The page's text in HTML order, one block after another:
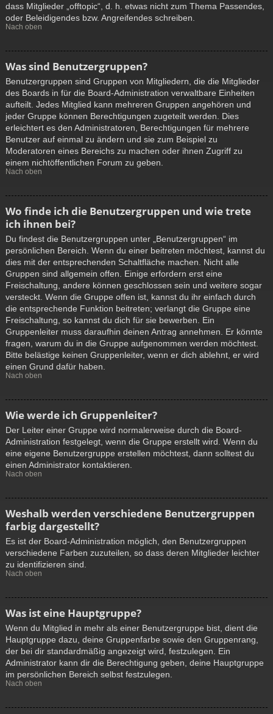
dass Mitglieder „offtopic“, d. h. etwas nicht zum Thema Passendes,
oder Beleidigendes bzw. Angreifendes schreiben.
Nach oben
Was sind Benutzergruppen?
Benutzergruppen sind Gruppen von Mitgliedern, die die Mitglieder
des Boards in für die Board-Administration verwaltbare Einheiten
aufteilt. Jedes Mitglied kann mehreren Gruppen angehören und
jeder Gruppe können Berechtigungen zugeteilt werden. Dies
erleichtert es den Administratoren, Berechtigungen für mehrere
Benutzer auf einmal zu ändern und sie zum Beispiel zu
Moderatoren eines Bereichs zu machen oder ihnen Zugriff zu
einem nichtöffentlichen Forum zu geben.
Nach oben
Wo finde ich die Benutzergruppen und wie trete
ich ihnen bei?
Du findest die Benutzergruppen unter „Benutzergruppen“ im
persönlichen Bereich. Wenn du einer beitreten möchtest, kannst du
dies mit der entsprechenden Schaltfläche machen. Nicht alle
Gruppen sind allgemein offen. Einige erfordern erst eine
Freischaltung, andere können geschlossen sein und weitere sogar
versteckt. Wenn die Gruppe offen ist, kannst du ihr einfach durch
die entsprechende Funktion beitreten; verlangt die Gruppe eine
Freischaltung, so kannst du dich für sie bewerben. Ein
Gruppenleiter muss daraufhin deinen Antrag annehmen. Er könnte
fragen, warum du in die Gruppe aufgenommen werden möchtest.
Bitte belästige keinen Gruppenleiter, wenn er dich ablehnt, er wird
einen Grund dafür haben.
Nach oben
Wie werde ich Gruppenleiter?
Der Leiter einer Gruppe wird normalerweise durch die Board-
Administration festgelegt, wenn die Gruppe erstellt wird. Wenn du
eine eigene Benutzergruppe erstellen möchtest, dann solltest du
einen Administrator kontaktieren.
Nach oben
Weshalb werden verschiedene Benutzergruppen
farbig dargestellt?
Es ist der Board-Administration möglich, den Benutzergruppen
verschiedene Farben zuzuteilen, so dass deren Mitglieder leichter
zu identifizieren sind.
Nach oben
Was ist eine Hauptgruppe?
Wenn du Mitglied in mehr als einer Benutzergruppe bist, dient die
Hauptgruppe dazu, deine Gruppenfarbe sowie den Gruppenrang,
der bei dir standardmäßig angezeigt wird, festzulegen. Ein
Administrator kann dir die Berechtigung geben, deine Hauptgruppe
im persönlichen Bereich selbst festzulegen.
Nach oben